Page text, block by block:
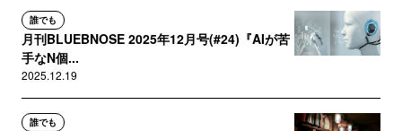
誰でも
月刊BLUEBNOSE 2025年12月号(#24)『AIが苦
手なN個...
2025.12.19
誰でも